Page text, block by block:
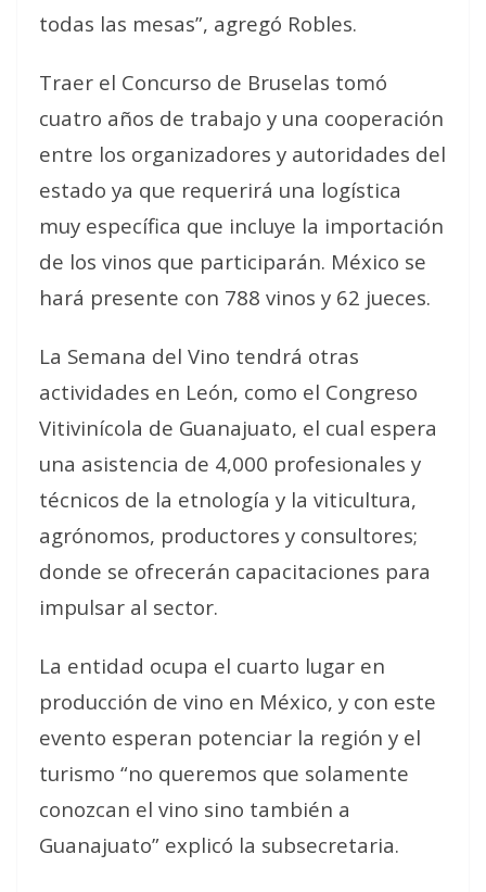
todas las mesas”, agregó Robles.
Traer el Concurso de Bruselas tomó
cuatro años de trabajo y una cooperación
entre los organizadores y autoridades del
estado ya que requerirá una logística
muy específica que incluye la importación
de los vinos que participarán. México se
hará presente con 788 vinos y 62 jueces.
La Semana del Vino tendrá otras
actividades en León, como el Congreso
Vitivinícola de Guanajuato, el cual espera
una asistencia de 4,000 profesionales y
técnicos de la etnología y la viticultura,
agrónomos, productores y consultores;
donde se ofrecerán capacitaciones para
impulsar al sector.
La entidad ocupa el cuarto lugar en
producción de vino en México, y con este
evento esperan potenciar la región y el
turismo “no queremos que solamente
conozcan el vino sino también a
Guanajuato” explicó la subsecretaria.